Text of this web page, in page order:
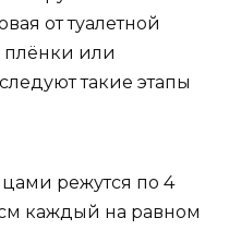
от туалетной
плёнки или
такие этапы
режутся по 4
каждый на равном